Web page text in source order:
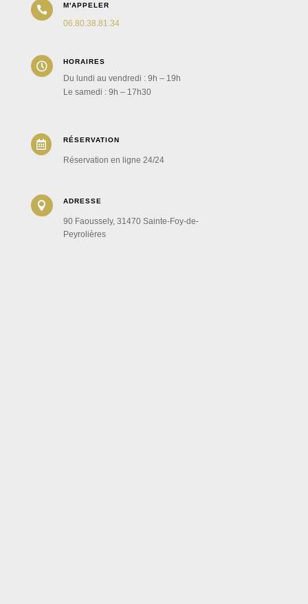
 M'APPELER
06.80.38.81.34
 HORAIRES
Du lundi au vendredi : 9h – 19h
Le samedi : 9h – 17h30
 RÉSERVATION
Réservation en ligne 24/24
 ADRESSE
90 Faoussely, 31470 Sainte-Foy-de-
Peyrolières